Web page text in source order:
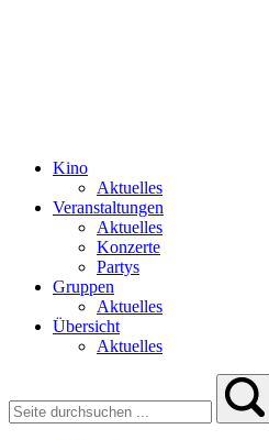
Kino
Aktuelles
Veranstaltungen
Aktuelles
Konzerte
Partys
Gruppen
Aktuelles
Übersicht
Aktuelles